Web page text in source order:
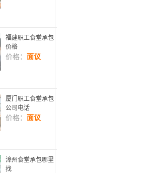
福建职工食堂承包
价格
价格： 面议
厦门职工食堂承包
公司电话
价格： 面议
漳州食堂承包哪里
找